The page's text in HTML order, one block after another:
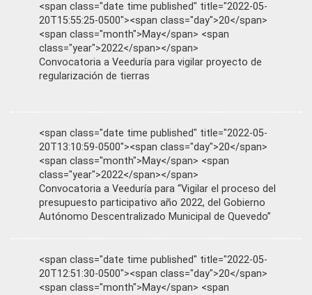
<span class="date time published" title="2022-05-
20T15:55:25-0500"><span class="day">20</span>
<span class="month">May</span> <span
class="year">2022</span></span>
Convocatoria a Veeduría para vigilar proyecto de
regularización de tierras
<span class="date time published" title="2022-05-
20T13:10:59-0500"><span class="day">20</span>
<span class="month">May</span> <span
class="year">2022</span></span>
Convocatoria a Veeduría para “Vigilar el proceso del
presupuesto participativo año 2022, del Gobierno
Autónomo Descentralizado Municipal de Quevedo”
<span class="date time published" title="2022-05-
20T12:51:30-0500"><span class="day">20</span>
<span class="month">May</span> <span